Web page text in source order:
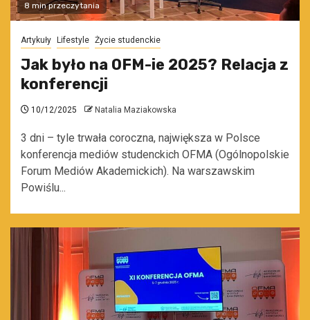
8 min przeczytania
Artykuły Lifestyle Życie studenckie
Jak było na OFM-ie 2025? Relacja z
konferencji
10/12/2025 Natalia Maziakowska
3 dni – tyle trwała coroczna, największa w Polsce
konferencja mediów studenckich OFMA (Ogólnopolskie
Forum Mediów Akademickich). Na warszawskim
Powiślu...